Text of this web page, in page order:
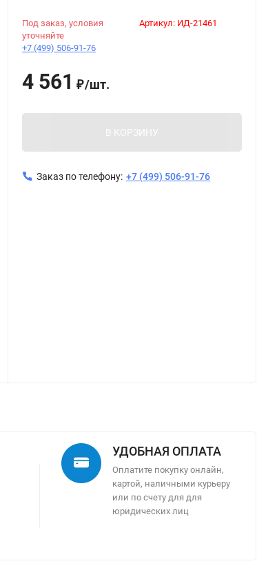
Артикул: ИД-21461
Под заказ, условия
уточняйте
+7 (499) 506-91-76
4 561 ₽/шт.
В КОРЗИНУ
Заказ по телефону: +7 (499) 506-91-76
УДОБНАЯ ОПЛАТА
Оплатите покупку онлайн,
картой, наличными курьеру
или по счету для для
юридических лиц